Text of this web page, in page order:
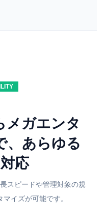
メガエンタ
、あらゆる
応
スピードや管理対象の規
イズが可能です。